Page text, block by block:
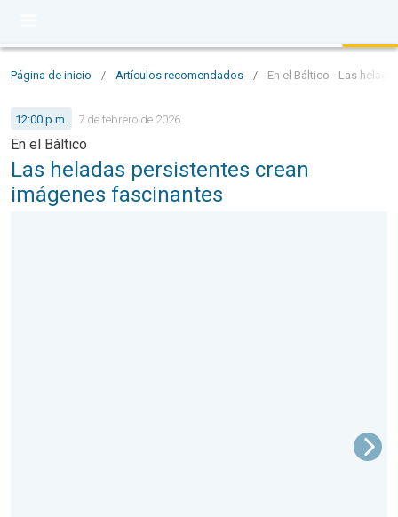
Página de inicio / Artículos recomendados / En el Báltico - Las
12:00 p.m. 7 de febrero de 2026
En el Báltico
Las heladas persistentes crean
imágenes fascinantes